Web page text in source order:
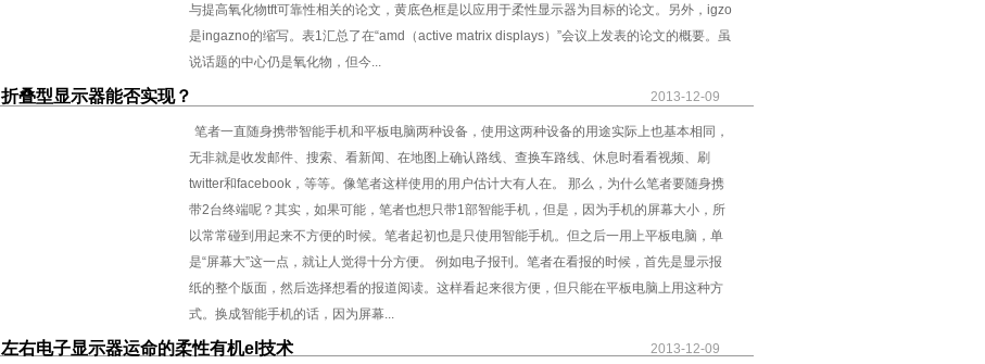
与提高氧化物tft可靠性相关的论文，黄底色框是以应用于柔性显示器为目标的论文。另外，igzo
是ingazno的缩写。表1汇总了在“amd（active matrix displays）”会议上发表的论文的概要。虽
说话题的中心仍是氧化物，但今...
折叠型显示器能否实现？ 2013-12-09
笔者一直随身携带智能手机和平板电脑两种设备，使用这两种设备的用途实际上也基本相同，
无非就是收发邮件、搜索、看新闻、在地图上确认路线、查换车路线、休息时看看视频、刷
twitter和facebook，等等。像笔者这样使用的用户估计大有人在。 那么，为什么笔者要随身携
带2台终端呢？其实，如果可能，笔者也想只带1部智能手机，但是，因为手机的屏幕大小，所
以常常碰到用起来不方便的时候。笔者起初也是只使用智能手机。但之后一用上平板电脑，单
是“屏幕大”这一点，就让人觉得十分方便。 例如电子报刊。笔者在看报的时候，首先是显示报
纸的整个版面，然后选择想看的报道阅读。这样看起来很方便，但只能在平板电脑上用这种方
式。换成智能手机的话，因为屏幕...
左右电子显示器运命的柔性有机el技术 2013-12-09